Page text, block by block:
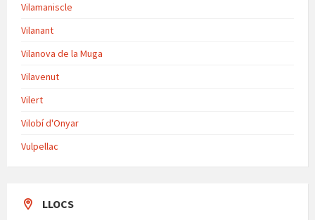
Vilamaniscle
Vilanant
Vilanova de la Muga
Vilavenut
Vilert
Vilobí d'Onyar
Vulpellac
LLOCS